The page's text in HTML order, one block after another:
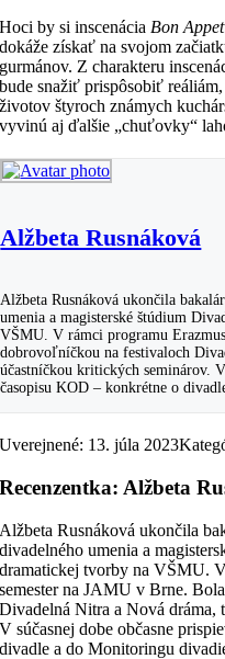
Hoci by si inscenácia Bon
dokáže získať na svojom
gurmánov. Z charakteru
bude snažiť prispôsobiť
životov štyroch známych
vyvinú aj ďalšie „chuťovky“
Alžbeta Rusnáková
Alžbeta Rusnáková ukončila
umenia a magisterské štúdium
VŠMU. V rámci programu
dobrovoľníčkou na festivaloch
účastníčkou kritických seminárov.
časopisu KOD – konkrétne o
Uverejnené: 13. júla 2023
Recenzentka: Alžbeta
Alžbeta Rusnáková ukončila
divadelného umenia a
dramatickej tvorby na VŠMU.
semester na JAMU v Brne.
Divadelná Nitra a Nová dráma,
V súčasnej dobe občasne
divadle a do Monitoringu